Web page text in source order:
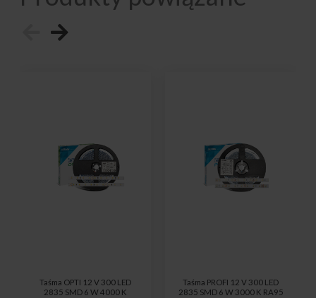
Taśma OPTI 12 V 300 LED
2835 SMD 6 W 4000 K
Taśma PROFI 12 V 300 LED
2835 SMD 6 W 3000 K RA95